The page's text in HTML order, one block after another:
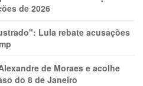
de 2026
Lula rebate acusações
de Moraes e acolhe
do 8 de Janeiro